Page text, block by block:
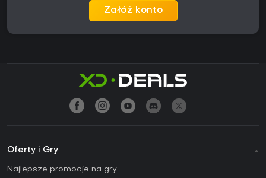
Załóż konto
Oferty i Gry
Najlepsze promocje na gry